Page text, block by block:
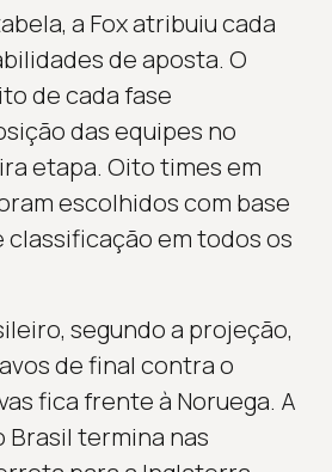
a Fox atribuiu cada
de aposta. O
de cada fase
das equipes no
etapa. Oito times em
escolhidos com base
classificação em todos os
segundo a projeção,
de final contra o
fica frente à Noruega. A
termina nas